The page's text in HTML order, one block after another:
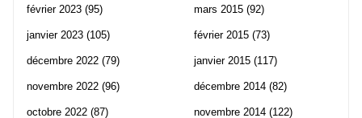
février 2023 (95)
janvier 2023 (105)
décembre 2022 (79)
novembre 2022 (96)
octobre 2022 (87)
mars 2015 (92)
février 2015 (73)
janvier 2015 (117)
décembre 2014 (82)
novembre 2014 (122)